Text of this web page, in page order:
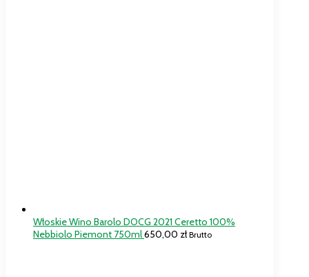
Włoskie Wino Barolo DOCG 2021 Ceretto 100%
Nebbiolo Piemont 750ml650,00 zł Brutto